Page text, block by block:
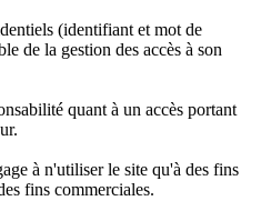
(identifiant et mot de
de la gestion des accès à son
quant à un accès portant
à n'utiliser le site qu'à des fins
fins commerciales.